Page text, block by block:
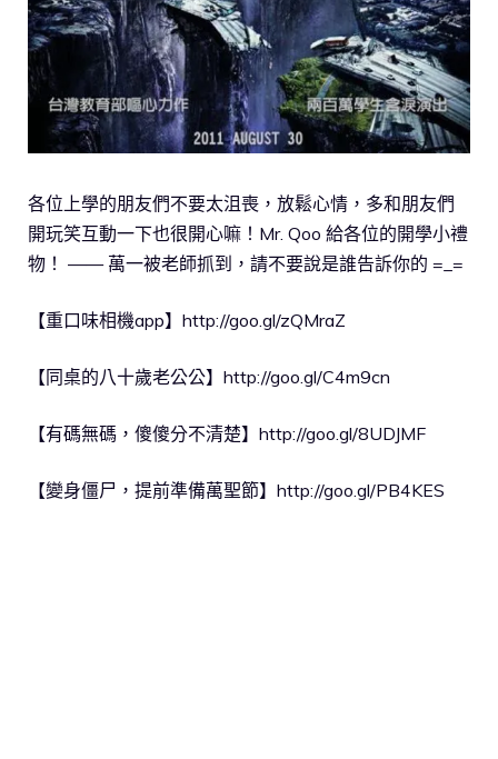
各位上學的朋友們不要太沮喪，放鬆心情，多和朋友們
開玩笑互動一下也很開心嘛！Mr. Qoo 給各位的開學小禮
物！ —— 萬一被老師抓到，請不要說是誰告訴你的 =_=
【重口味相機app】http://goo.gl/zQMraZ
【同桌的八十歲老公公】http://goo.gl/C4m9cn
【有碼無碼，傻傻分不清楚】http://goo.gl/8UDJMF
【變身僵尸，提前準備萬聖節】http://goo.gl/PB4KES